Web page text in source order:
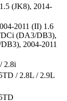
(JK8), 2014-
2011 (II) 1.6
(DA3/DB3),
DB3), 2004-2011
2.8i
/ 2.8L / 2.9L